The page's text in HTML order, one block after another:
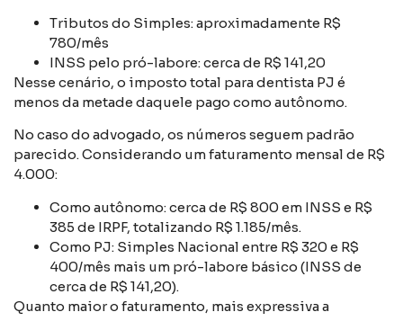
Tributos do Simples: aproximadamente R$
780/mês
INSS pelo pró-labore: cerca de R$ 141,20
Nesse cenário, o imposto total para dentista PJ é
menos da metade daquele pago como autônomo.
No caso do advogado, os números seguem padrão
parecido. Considerando um faturamento mensal de R$
4.000:
Como autônomo: cerca de R$ 800 em INSS e R$
385 de IRPF, totalizando R$ 1.185/mês.
Como PJ: Simples Nacional entre R$ 320 e R$
400/mês mais um pró-labore básico (INSS de
cerca de R$ 141,20).
Quanto maior o faturamento, mais expressiva a